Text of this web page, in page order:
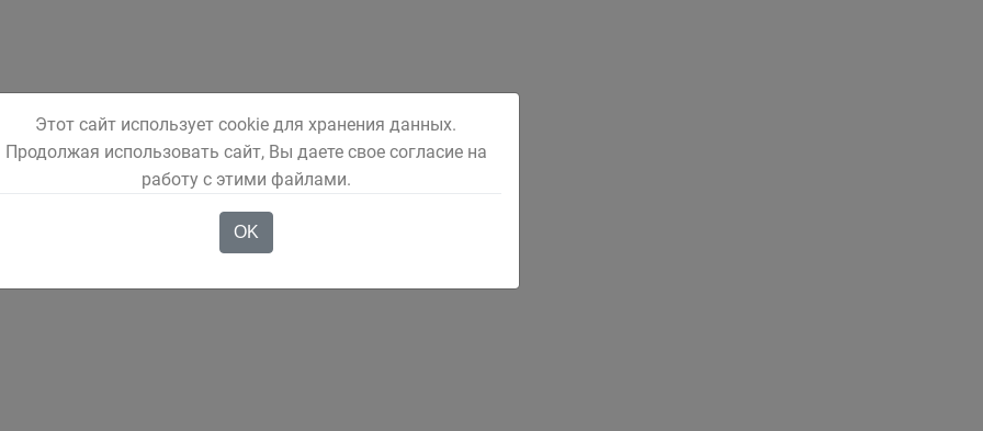
Этот сайт использует cookie для хранения данных.
Продолжая использовать сайт, Вы даете свое согласие на
работу с этими файлами.
OK